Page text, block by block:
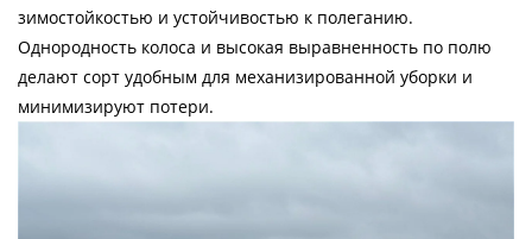
зимостойкостью и устойчивостью к полеганию.
Однородность колоса и высокая выравненность по полю
делают сорт удобным для механизированной уборки и
минимизируют потери.